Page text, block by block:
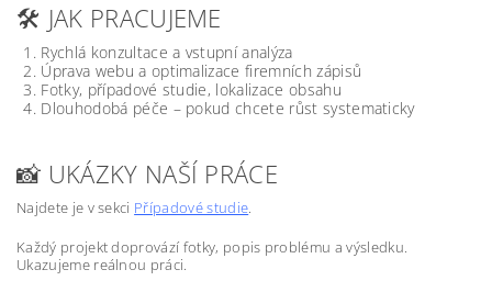
🛠️ JAK PRACUJEME
Rychlá konzultace a vstupní analýza
Úprava webu a optimalizace firemních zápisů
Fotky, případové studie, lokalizace obsahu
Dlouhodobá péče – pokud chcete růst systematicky
📸 UKÁZKY NAŠÍ PRÁCE
Najdete je v sekci Případové studie.
Každý projekt doprovází fotky, popis problému a výsledku.
Ukazujeme reálnou práci.